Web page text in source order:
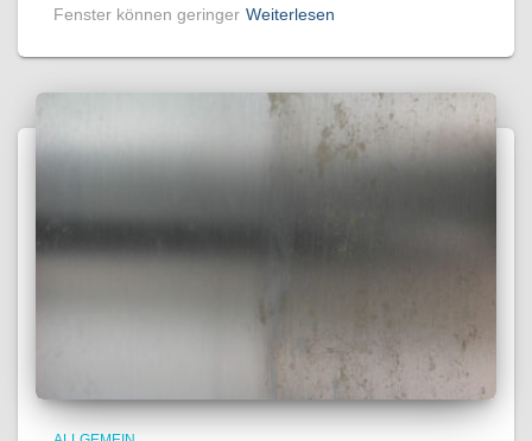
Fenster können geringer Weiterlesen